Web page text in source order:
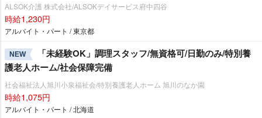
ALSOK介護 株式会社/ALSOKデイサービス府中四谷
時給1,230円
アルバイト・パート / 東京都
NEW
「未経験OK」調理スタッフ/無資格可/日勤のみ/特別養
護老人ホーム/社会保障完備
社会福祉法人旭川小泉福祉会/特別養護老人ホーム 旭川のなか園
時給1,075円
アルバイト・パート / 北海道